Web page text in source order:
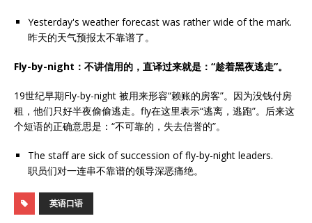
Yesterday's weather forecast was rather wide of the mark.
昨天的天气预报太不靠谱了。
Fly-by-night ：不讲信用的，直译过来就是：“趁着黑夜逃走”。
19世纪早期Fly-by-night 被用来形容“赖账的房客”。因为没钱付房
租，他们只好半夜偷偷逃走。fly在这里表示“逃离，逃跑”。后来这
个短语的正确意思是：“不可靠的，失去信誉的”。
The staff are sick of succession of fly-by-night leaders.
职员们对一连串不靠谱的领导深恶痛绝。
英语口语